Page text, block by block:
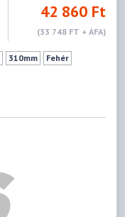
42 860 Ft
(33 748 FT + ÁFA)
310mm Fehér